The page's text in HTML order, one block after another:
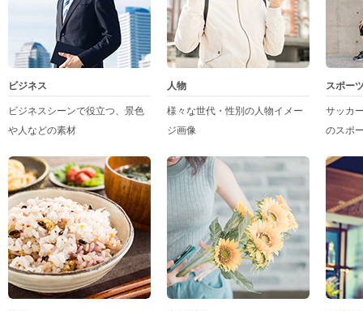
ビジネス
ビジネスシーンで役立つ、景色
や人などの素材
人物
様々な世代・性別の人物イメー
ジ画像
スポー
サッカ
のスポ